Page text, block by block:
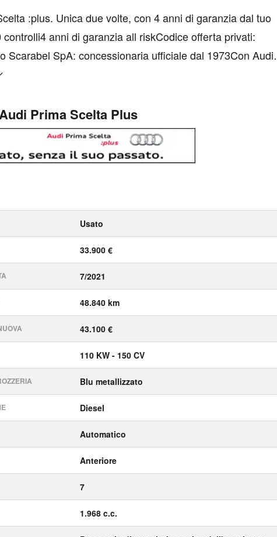
:plus. Unica due volte, con 4 anni di garanzia dal tuo
controlli4 anni di garanzia all riskCodice offerta privati:
Scarabel SpA: concessionaria ufficiale dal 1973Con Audi
e Audi, Scarabel offre finanziamenti personalizzati
Prima Scelta Plus
Usato
33.900 €
7/2021
48.840 km
43.100 €
110 KW - 150 CV
Blu metallizzato
Diesel
Automatico
Anteriore
7
1.968 c.c.